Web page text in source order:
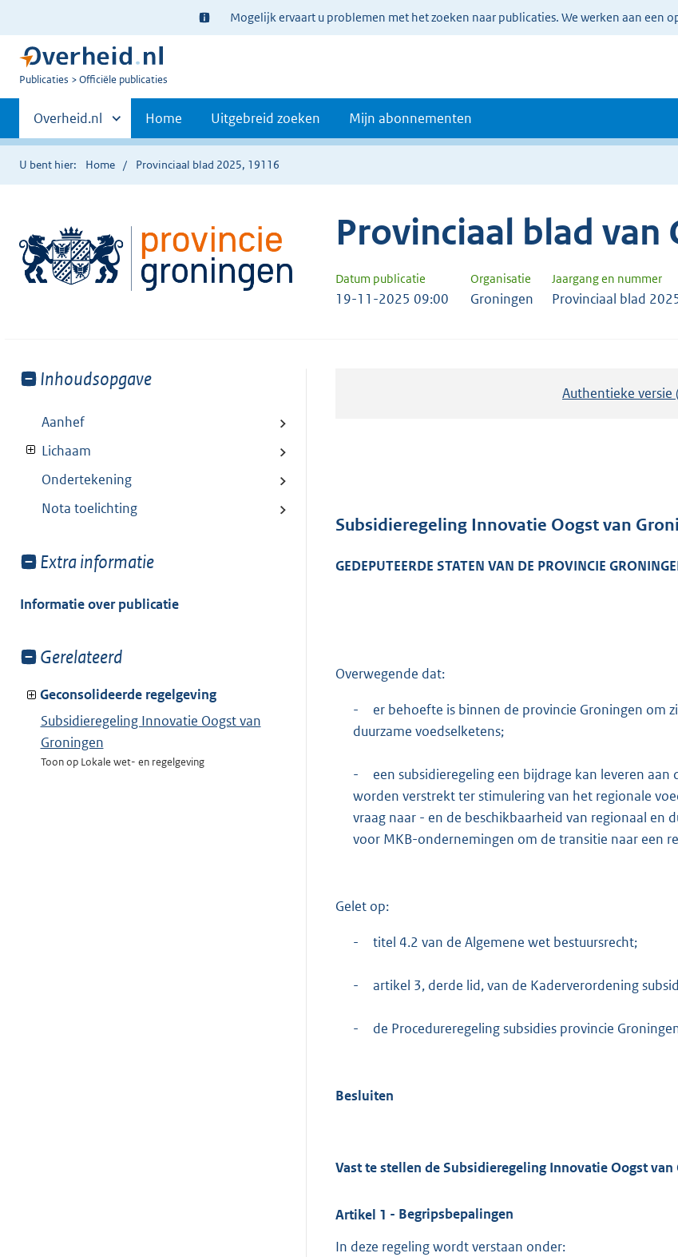
Ter
informatie:
Mogelijk ervaart u problemen met het zoeken naar publicaties. We werken aan een
U
Publicaties Officiële publicaties
Primaire
navigatie
Andere
sites
binnen
Overheid.nl Home Uitgebreid zoeken Mijn abonnementen
U bent hier: Home Provinciaal blad 2025, 19116
Provinciaal blad van
Datum publicatie Organisatie Jaargang en nummer
19-11-2025 09:00 Groningen Provinciaal blad
Toon
van:
Inhoudsopgave
Aanhef
Lichaam
Ondertekening
Nota toelichting
Toon
van:
Extra informatie
Informatie over publicatie
Toon
van:
Gerelateerd
Geconsolideerde regelgeving
Subsidieregeling Innovatie Oogst van
Groningen
Toon op Lokale wet- en regelgeving
Authentieke versie
Subsidieregeling Innovatie Oogst van
GEDEPUTEERDE STATEN VAN DE PROVINCIE
Overwegende dat:
-
er behoefte is binnen de provincie Groningen om
duurzame voedselketens;
-
een subsidieregeling een bijdrage kan leveren
worden verstrekt ter stimulering van het regionale
vraag naar - en de beschikbaarheid van regionaal en
voor MKB-ondernemingen om de transitie naar een
Gelet op:
- titel 4.2 van de Algemene wet bestuursrecht;
- artikel 3, derde lid, van de Kaderverordening
- de Procedureregeling subsidies provincie
Besluiten
Vast te stellen de Subsidieregeling Innovatie Oogst
Artikel 1 - Begripsbepalingen
In deze regeling wordt verstaan onder: